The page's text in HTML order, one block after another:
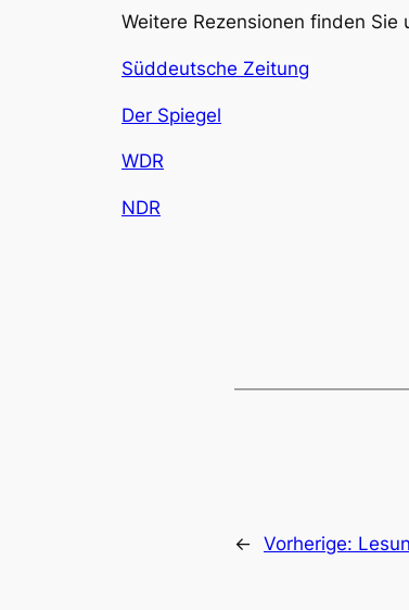
Weitere Rezensionen finden Sie
Süddeutsche Zeitung
Der Spiegel
WDR
NDR
← Vorherige: